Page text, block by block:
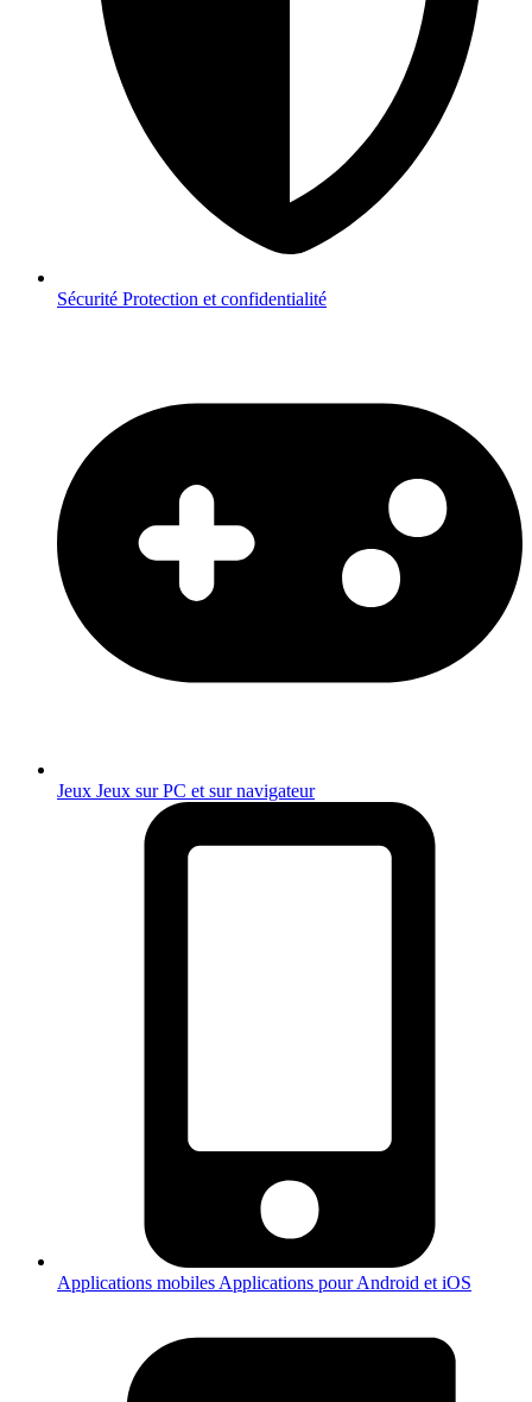
Sécurité Protection et confidentialité
Jeux Jeux sur PC et sur navigateur
Applications mobiles Applications pour Android et iOS